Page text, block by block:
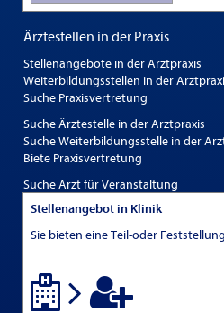
Ärztestellen in der Praxis
Stellenangebote in der Arztpraxis
Weiterbildungsstellen in der
Suche Praxisvertretung
Suche Ärztestelle in der Arztpraxis
Suche Weiterbildungsstelle in der
Biete Praxisvertretung
Suche Arzt für Veranstaltung
Stellenangebot in Klinik
Sie bieten eine Teil-oder